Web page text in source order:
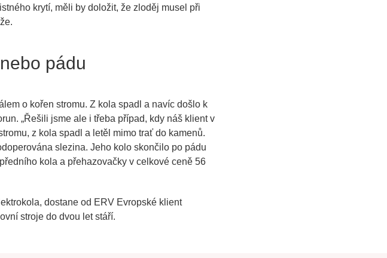
krytí, měli by doložit, že zloděj musel při
pádu
o kořen stromu. Z kola spadl a navíc došlo k
„Řešili jsme ale i třeba případ, kdy náš klient v
z kola spadl a letěl mimo trať do kamenů.
slezina. Jeho kolo skončilo po pádu
kola a přehazovačky v celkové ceně 56
dostane od ERV Evropské klient
stroje do dvou let stáří.